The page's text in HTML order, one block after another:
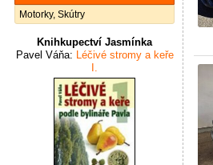
Motorky, Skútry
Knihkupectví Jasmínka
Pavel Váňa: Léčivé stromy a keře
I.